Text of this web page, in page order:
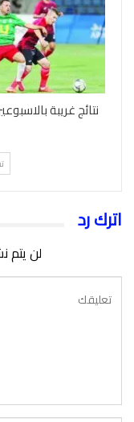
نتائج غريبة بالاسبوعين
اترك رد
لن يتم